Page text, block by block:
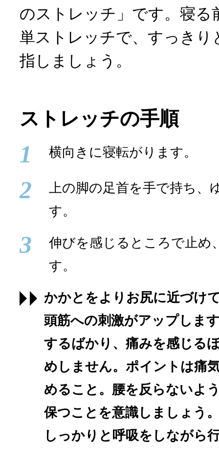
のストレッチ」です。寝る
単ストレッチで、すっきり
指しましょう。
ストレッチの手順
1 横向きに寝転がります。
2
上の脚の足首を手で持ち、
す。
3
伸びを感じるところで止め
す。
かかとをよりお尻に近づけ
頭筋への刺激がアップしま
するばかり、痛みを感じる
めしません。ポイントは痛
めること。腰を反らないよ
保つことを意識しましょう
しっかりと呼吸をしながら